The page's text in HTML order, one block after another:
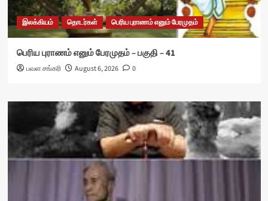
இலக்கியம் தொடர்கள் பெரிய புராணம் எனும் பேரமுதம்
பெரிய புராணம் எனும் பேரமுதம் – பகுதி – 41
பவள சங்கரி August 6, 2026 0